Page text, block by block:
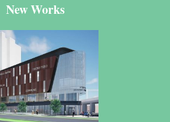
New Works